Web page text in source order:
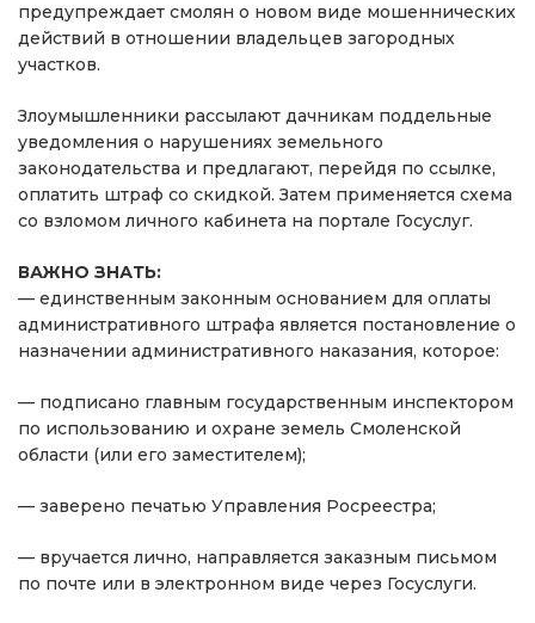
предупреждает смолян о новом виде мошеннических
действий в отношении владельцев загородных
участков.
Злоумышленники рассылают дачникам поддельные
уведомления о нарушениях земельного
законодательства и предлагают, перейдя по ссылке,
оплатить штраф со скидкой. Затем применяется схема
со взломом личного кабинета на портале Госуслуг.
ВАЖНО ЗНАТЬ:
— единственным законным основанием для оплаты
административного штрафа является постановление о
назначении административного наказания, которое:
— подписано главным государственным инспектором
по использованию и охране земель Смоленской
области (или его заместителем);
— заверено печатью Управления Росреестра;
— вручается лично, направляется заказным письмом
по почте или в электронном виде через Госуслуги.